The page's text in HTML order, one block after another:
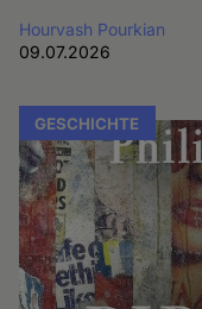
Hourvash Pourkian
09.07.2026
GESCHICHTE